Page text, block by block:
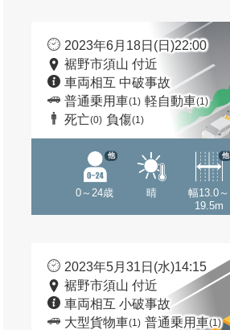
2023年6月18日(日)22:00
裾野市須山 付近
車両相互 中破事故
普通乗用車(1) 軽自動車(1)
死亡(0) 負傷(1)
0～24歳
他
晴
幅13.0～
19.5m
他
2023年5月31日(水)14:15
裾野市須山 付近
車両相互 小破事故
大型貨物車(1) 普通乗用車(1)